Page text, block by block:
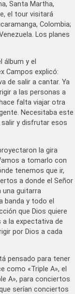
Santa Martha,
el tour visitará
Colombia;
Los planes
álbum y el
Campos explicó:
de salir a cantar. Ya
a las personas a
falta viajar otra
Necesitaba este
y disfrutar esos
la gira
a tomarlo con
tenemos que ir,
a donde el Señor
una guitarra
banda y todo el
que Dios quiere
la expectativa de
por Dios a cada
pensado para tener
como «Triple A», el
A», para conciertos
serían conciertos